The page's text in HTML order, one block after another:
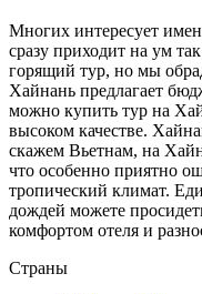
Многих интересует
сразу приходит на ум
горящий тур, но мы
Хайнань предлагает
можно купить тур на
высоком качестве.
скажем Вьетнам, на
что особенно приятно
тропический климат.
дождей можете
комфортом отеля и
Страны